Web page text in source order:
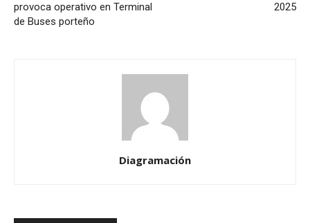
provoca operativo en Terminal
de Buses porteño
2025
Diagramación